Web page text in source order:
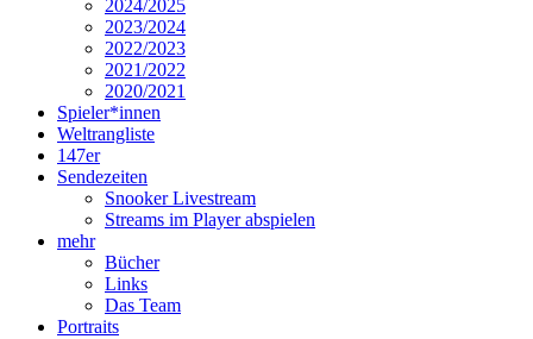
2024/2025
2023/2024
2022/2023
2021/2022
2020/2021
Spieler*innen
Weltrangliste
147er
Sendezeiten
Snooker Livestream
Streams im Player abspielen
mehr
Bücher
Links
Das Team
Portraits